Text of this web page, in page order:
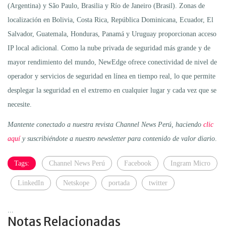
(Argentina) y São Paulo, Brasilia y Río de Janeiro (Brasil). Zonas de
localización en Bolivia, Costa Rica, República Dominicana, Ecuador, El
Salvador, Guatemala, Honduras, Panamá y Uruguay proporcionan acceso
IP local adicional. Como la nube privada de seguridad más grande y de
mayor rendimiento del mundo, NewEdge ofrece conectividad de nivel de
operador y servicios de seguridad en línea en tiempo real, lo que permite
desplegar la seguridad en el extremo en cualquier lugar y cada vez que se
necesite.
Mantente conectado a nuestra revista Channel News Perú, haciendo clic
aquíy suscribiéndote a nuestro newsletter para contenido de valor diario
Tags: Channel News Perú Facebook Ingram Micro
LinkedIn Netskope portada twitter
Notas Relacionadas